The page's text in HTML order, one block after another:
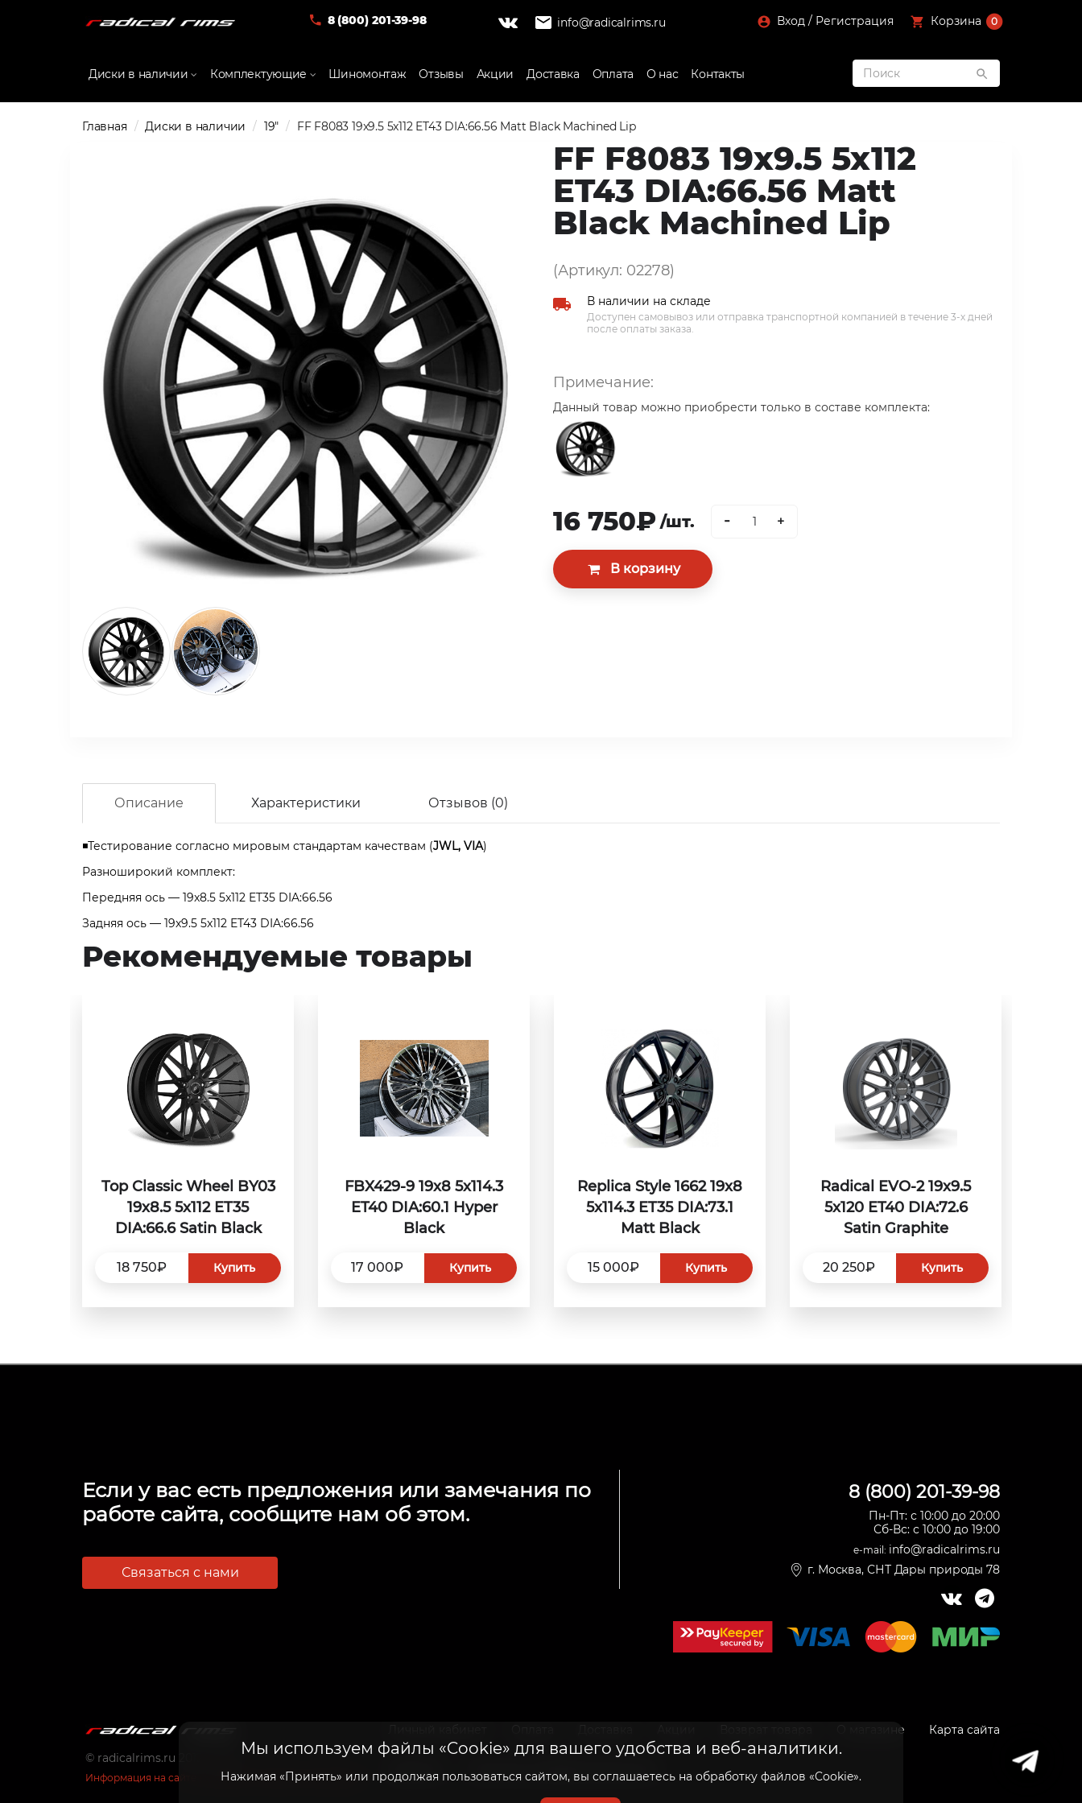
8 (800) 201-39-98 info@radicalrims.ru Вход / Регистрация Корзина 0
Диски в наличии Комплектующие Шиномонтаж Отзывы Акции Доставка Оплата О нас Контакты
Главная Диски в наличии 19" FF F8083 19x9.5 5x112 ET43 DIA:66.56 Matt Black Machined Lip
FF F8083 19x9.5 5x112
ET43 DIA:66.56 Matt
Black Machined Lip
(Артикул: 02278)
В наличии на складе
Доступен самовывоз или отправка транспортной компанией в течение 3-х дней
после оплаты заказа.
Примечание:
Данный товар можно приобрести только в составе комплекта:
16 750₽ /шт. - +
Описание Характеристики Отзывов (0)
◾Тестирование согласно мировым стандартам качествам (JWL, VIA)
Разноширокий комплект:
Передняя ось — 19x8.5 5x112 ET35 DIA:66.56
Задняя ось — 19x9.5 5x112 ET43 DIA:66.56
Рекомендуемые товары
Top Classic Wheel BY03
19x8.5 5x112 ET35
DIA:66.6 Satin Black
18 750₽ Купить
FBX429-9 19x8 5x114.3
ET40 DIA:60.1 Hyper
Black
17 000₽ Купить
Replica Style 1662 19x8
5x114.3 ET35 DIA:73.1
Matt Black
15 000₽ Купить
Radical EVO-2 19x9.5
5x120 ET40 DIA:72.6
Satin Graphite
20 250₽ Купить
Мы используем файлы «Cookie» для вашего удобства и веб-аналитики.
Нажимая «Принять» или продолжая пользоваться сайтом, вы соглашаетесь на обработку файлов «Cookie».
Если у вас есть предложения или замечания по
работе сайта, сообщите нам об этом.
Связаться с нами
8 (800) 201-39-98
Пн-Пт: с 10:00 до 20:00
Сб-Вс: с 10:00 до 19:00
e-mail: info@radicalrims.ru
г. Москва, СНТ Дары природы 78
© radicalrims.ru 2012 - 2026
Информация на сайте не является публичной офертой
О магазине Карта сайта
Политика конфиденциальности